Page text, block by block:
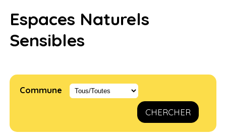
Espaces Naturels
Sensibles
Commune
CHERCHER